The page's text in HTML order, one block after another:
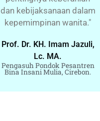
dan kebijaksanaan dalam
kepemimpinan wanita."
Prof. Dr. KH. Imam Jazuli,
Lc. MA.
Pengasuh Pondok Pesantren
Bina Insani Mulia, Cirebon.